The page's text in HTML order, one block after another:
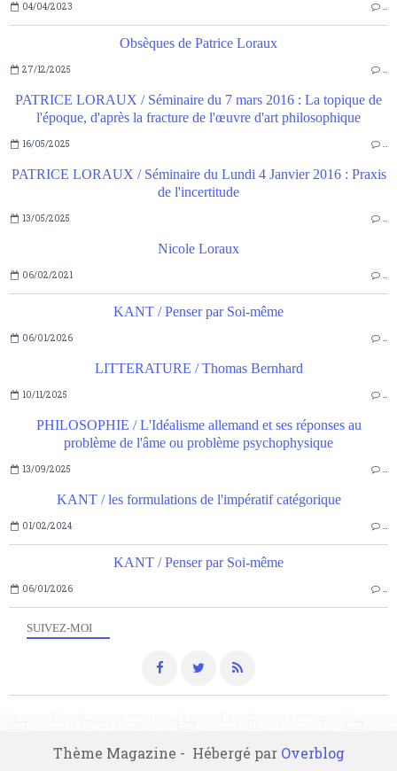
SUIVEZ-MOI
04/04/2023 …
Obsèques de Patrice Loraux
27/12/2025 …
PATRICE LORAUX / Séminaire du 7 mars 2016 : La topique de
l'époque, d'après la fracture de l'œuvre d'art philosophique
16/05/2025 …
PATRICE LORAUX / Séminaire du Lundi 4 Janvier 2016 : Praxis
de l'incertitude
13/05/2025 …
Nicole Loraux
06/02/2021 …
KANT / Penser par Soi-même
06/01/2026 …
LITTERATURE / Thomas Bernhard
10/11/2025 …
PHILOSOPHIE / L'Idéalisme allemand et ses réponses au
problème de l'âme ou problème psychophysique
13/09/2025 …
KANT / les formulations de l'impératif catégorique
01/02/2024 …
KANT / Penser par Soi-même
06/01/2026 …
Thème Magazine - Hébergé par Overblog